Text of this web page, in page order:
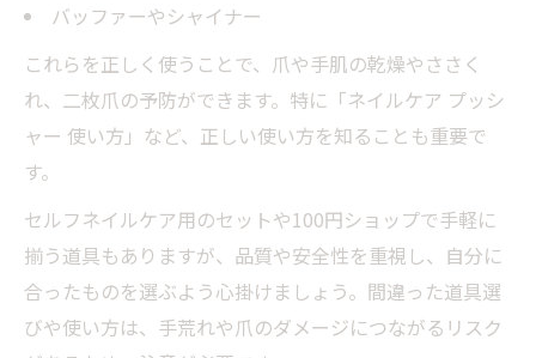
バッファーやシャイナー
これらを正しく使うことで、爪や手肌の乾燥やささく
れ、二枚爪の予防ができます。特に「ネイルケア プッシ
ャー 使い方」など、正しい使い方を知ることも重要で
す。
セルフネイルケア用のセットや100円ショップで手軽に
揃う道具もありますが、品質や安全性を重視し、自分に
合ったものを選ぶよう心掛けましょう。間違った道具選
びや使い方は、手荒れや爪のダメージにつながるリスク